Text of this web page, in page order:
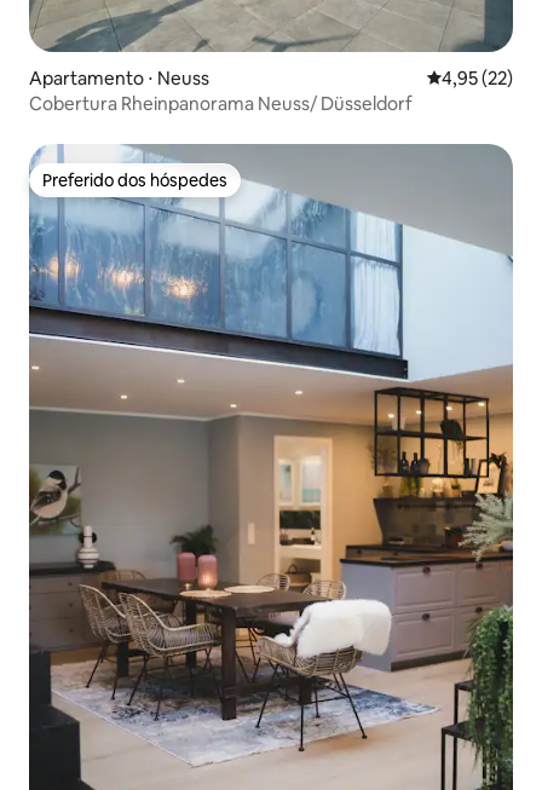
Apartamento ⋅ Neuss 4,95 de uma
4,95 (22)
Cobertura Rheinpanorama Neuss/ Düsseldorf
Preferido dos hóspedes
Preferido dos hóspedes